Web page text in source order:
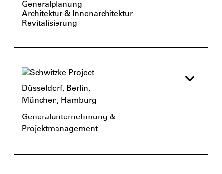
Generalplanung
Architektur & Innenarchitektur
Revitalisierung
Düsseldorf, Berlin,
München, Hamburg
Generalunternehmung &
Projektmanagement